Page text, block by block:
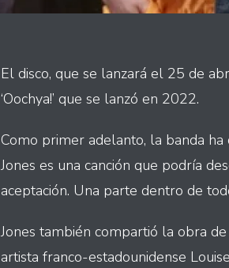
El disco, que se lanzará el 25 de
‘Oochya!’ que se lanzó en 2022.
Como primer adelanto, la banda
Jones es una canción que podría
aceptación. Una parte dentro de
Jones también compartió la obra
artista franco-estadounidense